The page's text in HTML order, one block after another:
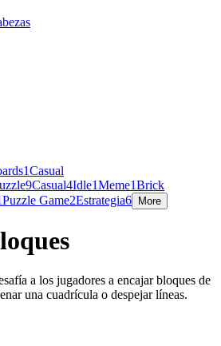
1Casual
9Casual4Idle1Meme1Brick
Puzzle Game2Estrategia6 More
a los jugadores a encajar bloques de
una cuadrícula o despejar líneas.